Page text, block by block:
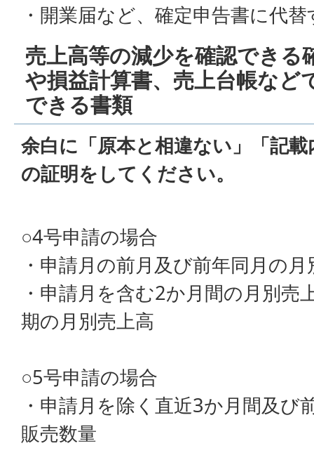
・開業届など、確定申告書に代
売上高等の減少を確認できる
や損益計算書、売上台帳など
できる書類
余白に「原本と相違ない」「記
の証明をしてください。
○4号申請の場合
・申請月の前月及び前年同月の
・申請月を含む2か月間の月別売
期の月別売上高
○5号申請の場合
・申請月を除く直近3か月間及び
販売数量